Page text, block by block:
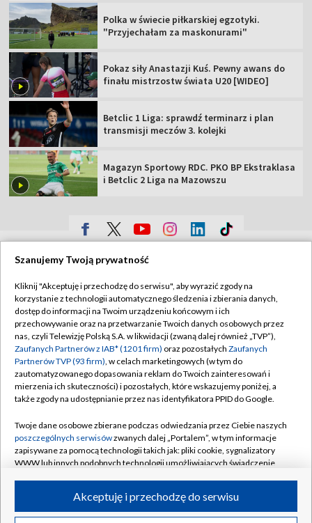
Polka w świecie piłkarskiej egzotyki.
"Przyjechałam za maskonurami"
Pokaz siły Anastazji Kuś. Pewny awans do
finału mistrzostw świata U20 [WIDEO]
Betclic 1 Liga: sprawdź terminarz i plan
transmisji meczów 3. kolejki
Magazyn Sportowy RDC. PKO BP Ekstraklasa
i Betclic 2 Liga na Mazowszu
Sklep TVP
Biuro Reklamy
Oferta Handlowa
Telegazeta ogłoszenia
Emisja w TVP
Ogłoszenia przetargowe
Akademia Telewizyjna
Centrum informacji TVP
Polityka prywatności
Moje zgody
Biuro reklamy
Kontakt
©2026 Telewizja Polska Spółka Akcyjna w likwidacji
Szanujemy Twoją prywatność
Kliknij "Akceptuję i przechodzę do serwisu", aby wyrazić zgody na
korzystanie z technologii automatycznego śledzenia i zbierania danych,
dostęp do informacji na Twoim urządzeniu końcowym i ich
przechowywanie oraz na przetwarzanie Twoich danych osobowych przez
nas, czyli Telewizję Polską S.A. w likwidacji (zwaną dalej również „TVP”),
Zaufanych Partnerów z IAB* (1201 firm) oraz pozostałych Zaufanych
Partnerów TVP (93 firm), w celach marketingowych (w tym do
zautomatyzowanego dopasowania reklam do Twoich zainteresowań i
mierzenia ich skuteczności) i pozostałych, które wskazujemy poniżej, a
także zgody na udostępnianie przez nas identyfikatora PPID do Google.
Twoje dane osobowe zbierane podczas odwiedzania przez Ciebie naszych
poszczególnych serwisówzwanych dalej „Portalem”, w tym informacje
zapisywane za pomocą technologii takich jak: pliki cookie, sygnalizatory
WWW lub innych podobnych technologii umożliwiających świadczenie
ruchu w Internecie.Akceptuję i przechodzę do serwisu